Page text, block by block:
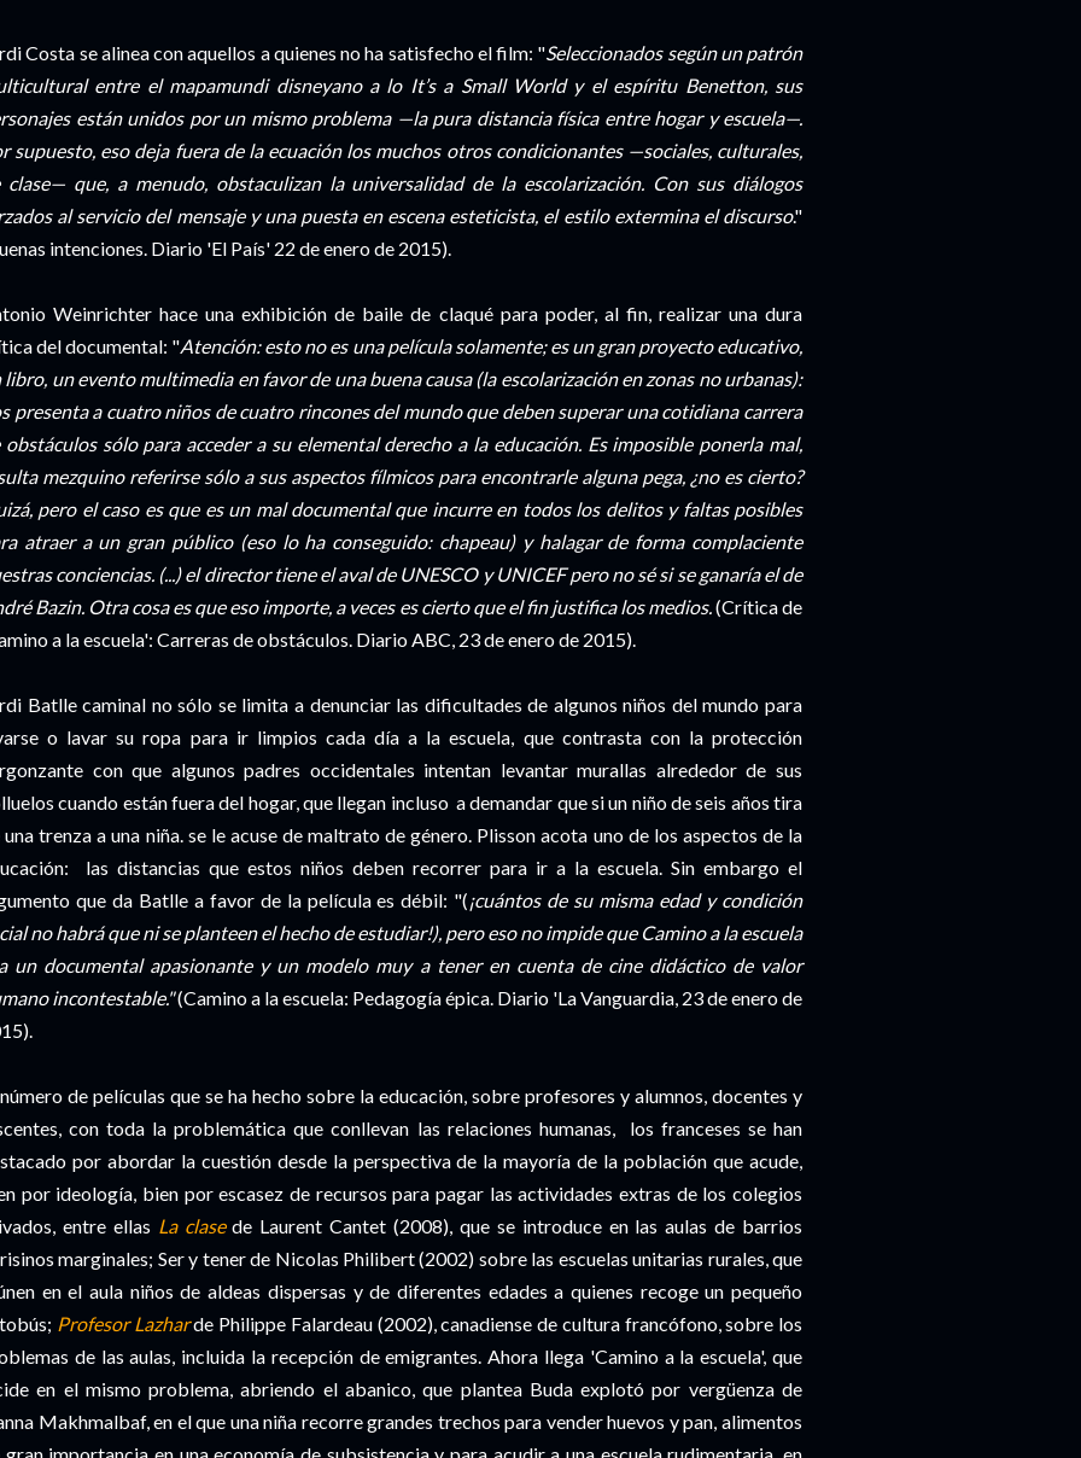
Costa se alinea con aquellos a quienes no ha satisfecho el film: "Seleccionados según un patrón
entre el mapamundi disneyano a lo It’s a Small World y el espíritu Benetton, sus
están unidos por un mismo problema —la pura distancia física entre hogar y escuela—.
supuesto, eso deja fuera de la ecuación los muchos otros condicionantes —sociales, culturales,
clase— que, a menudo, obstaculizan la universalidad de la escolarización. Con sus diálogos
al servicio del mensaje y una puesta en escena esteticista, el estilo extermina el discurso."
intenciones. Diario 'El País' 22 de enero de 2015).
Weinrichter hace una exhibición de baile de claqué para poder, al fin, realizar una dura
del documental: "Atención: esto no es una película solamente; es un gran proyecto educativo,
libro, un evento multimedia en favor de una buena causa (la escolarización en zonas no urbanas):
presenta a cuatro niños de cuatro rincones del mundo que deben superar una cotidiana carrera
obstáculos sólo para acceder a su elemental derecho a la educación. Es imposible ponerla mal,
mezquino referirse sólo a sus aspectos fílmicos para encontrarle alguna pega, ¿no es cierto?
pero el caso es que es un mal documental que incurre en todos los delitos y faltas posibles
atraer a un gran público (eso lo ha conseguido: chapeau) y halagar de forma complaciente
conciencias. (...) el director tiene el aval de UNESCO y UNICEF pero no sé si se ganaría el de
Bazin. Otra cosa es que eso importe, a veces es cierto que el fin justifica los medios. (Crítica de
a la escuela': Carreras de obstáculos. Diario ABC, 23 de enero de 2015).
Batlle caminal no sólo se limita a denunciar las dificultades de algunos niños del mundo para
o lavar su ropa para ir limpios cada día a la escuela, que contrasta con la protección
con que algunos padres occidentales intentan levantar murallas alrededor de sus
cuando están fuera del hogar, que llegan incluso a demandar que si un niño de seis años tira
una trenza a una niña. se le acuse de maltrato de género. Plisson acota uno de los aspectos de la
las distancias que estos niños deben recorrer para ir a la escuela. Sin embargo el
que da Batlle a favor de la película es débil: "(¡cuántos de su misma edad y condición
no habrá que ni se planteen el hecho de estudiar!), pero eso no impide que Camino a la escuela
un documental apasionante y un modelo muy a tener en cuenta de cine didáctico de valor
incontestable."(Camino a la escuela: Pedagogía épica. Diario 'La Vanguardia, 23 de enero de
de películas que se ha hecho sobre la educación, sobre profesores y alumnos, docentes y
con toda la problemática que conllevan las relaciones humanas, los franceses se han
por abordar la cuestión desde la perspectiva de la mayoría de la población que acude,
por ideología, bien por escasez de recursos para pagar las actividades extras de los colegios
entre ellas La clasede Laurent Cantet (2008), que se introduce en las aulas de barrios
marginales; Ser y tener de Nicolas Philibert (2002) sobre las escuelas unitarias rurales, que
en el aula niños de aldeas dispersas y de diferentes edades a quienes recoge un pequeño
Profesor Lazharde Philippe Falardeau (2002), canadiense de cultura francófono, sobre los
de las aulas, incluida la recepción de emigrantes. Ahora llega 'Camino a la escuela', que
en el mismo problema, abriendo el abanico, que plantea Buda explotó por vergüenza de
Makhmalbaf, en el que una niña recorre grandes trechos para vender huevos y pan, alimentos